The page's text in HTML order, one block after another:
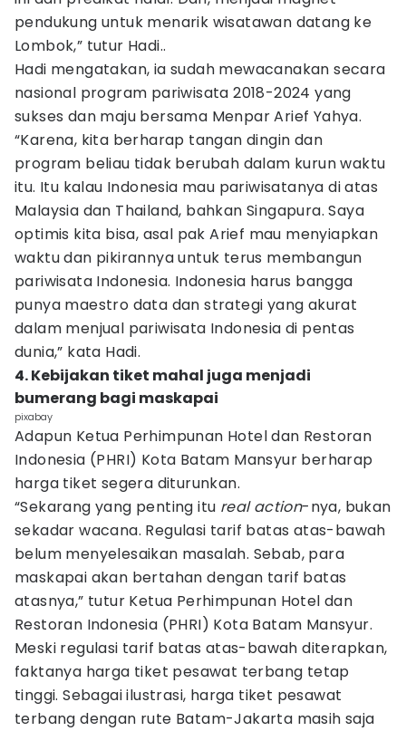
pendukung untuk menarik wisatawan datang ke
Lombok,” tutur Hadi..
Hadi mengatakan, ia sudah mewacanakan secara
nasional program pariwisata 2018-2024 yang
sukses dan maju bersama Menpar Arief Yahya.
“Karena, kita berharap tangan dingin dan
program beliau tidak berubah dalam kurun waktu
itu. Itu kalau Indonesia mau pariwisatanya di atas
Malaysia dan Thailand, bahkan Singapura. Saya
optimis kita bisa, asal pak Arief mau menyiapkan
waktu dan pikirannya untuk terus membangun
pariwisata Indonesia. Indonesia harus bangga
punya maestro data dan strategi yang akurat
dalam menjual pariwisata Indonesia di pentas
dunia,” kata Hadi.
4. Kebijakan tiket mahal juga menjadi
bumerang bagi maskapai
pixabay
Adapun Ketua Perhimpunan Hotel dan Restoran
Indonesia (PHRI) Kota Batam Mansyur berharap
harga tiket segera diturunkan.
“Sekarang yang penting itu real action-nya, bukan
sekadar wacana. Regulasi tarif batas atas-bawah
belum menyelesaikan masalah. Sebab, para
maskapai akan bertahan dengan tarif batas
atasnya,” tutur Ketua Perhimpunan Hotel dan
Restoran Indonesia (PHRI) Kota Batam Mansyur.
Meski regulasi tarif batas atas-bawah diterapkan,
faktanya harga tiket pesawat terbang tetap
tinggi. Sebagai ilustrasi, harga tiket pesawat
terbang dengan rute Batam-Jakarta masih saja